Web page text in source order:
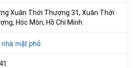
Xuân Thới Thượng 31, Xuân Thới
Hóc Môn, Hồ Chí Minh
nhà mặt phố